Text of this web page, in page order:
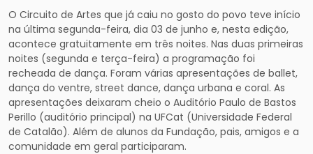
O Circuito de Artes que já caiu no gosto do povo teve início
na última segunda-feira, dia 03 de junho e, nesta edição,
acontece gratuitamente em três noites. Nas duas primeiras
noites (segunda e terça-feira) a programação foi
recheada de dança. Foram várias apresentações de ballet,
dança do ventre, street dance, dança urbana e coral. As
apresentações deixaram cheio o Auditório Paulo de Bastos
Perillo (auditório principal) na UFCat (Universidade Federal
de Catalão). Além de alunos da Fundação, pais, amigos e a
comunidade em geral participaram.